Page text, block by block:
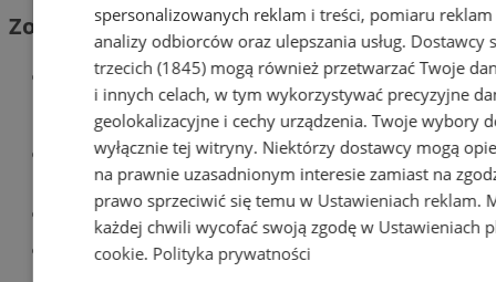
Zobacz również
Wiadomości kryminalne w
Mysłowicach
Wiadomości lokalne
Kursy języka angielskiego
Tworzenie stron www - Mysłowice
spersonalizowanych reklam i treści, pomiaru
analizy odbiorców oraz ulepszania usług. Dostawcy
trzecich (1845)mogą również przetwarzać Twoje
i innych celach, w tym wykorzystywać precyzyjne
geolokalizacyjne i cechy urządzenia. Twoje wybory
wyłącznie tej witryny. Niektórzy dostawcy mogą
na prawnie uzasadnionym interesie zamiast na
prawo sprzeciwić się temu w Ustawieniach reklam.
każdej chwili wycofać swoją zgodę w Ustawieniach
cookie. Polityka prywatności